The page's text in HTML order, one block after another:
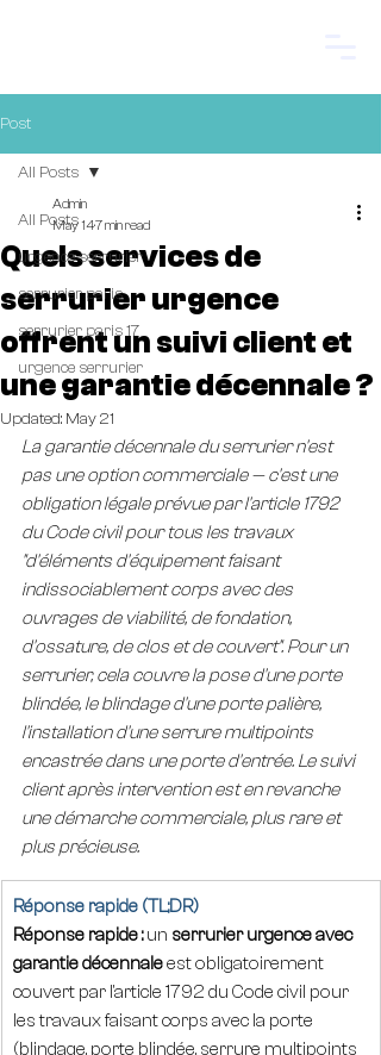
Post
All Posts
urgence serrurier
serrurier paris
serrurier paris 17
urgence serrurier
All Posts
Quels services de
serrurier urgence
offrent un suivi client et
une garantie décennale ?
Admin
May 147 min read
Updated: May 21
La garantie décennale du serrurier n'est
pas une option commerciale — c'est une
obligation légale prévue par l'article 1792
du Code civil pour tous les travaux
"d'éléments d'équipement faisant
indissociablement corps avec des
ouvrages de viabilité, de fondation,
d'ossature, de clos et de couvert". Pour un
serrurier, cela couvre la pose d'une porte
blindée, le blindage d'une porte palière,
l'installation d'une serrure multipoints
encastrée dans une porte d'entrée. Le suivi
client après intervention est en revanche
une démarche commerciale, plus rare et
plus précieuse.
Réponse rapide (TL;DR)
Réponse rapide : un serrurier urgence avec
garantie décennale est obligatoirement
couvert par l'article 1792 du Code civil pour
les travaux faisant corps avec la porte
(blindage, porte blindée, serrure multipoints